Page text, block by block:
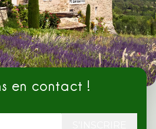
en contact !